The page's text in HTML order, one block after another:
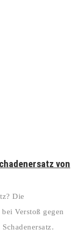
von
Die
Verstoß gegen